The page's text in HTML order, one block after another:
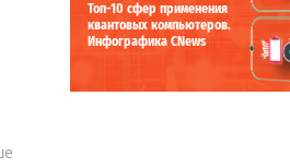
Топ-10 сфер применения
квантовых компьютеров.
Инфографика CNews